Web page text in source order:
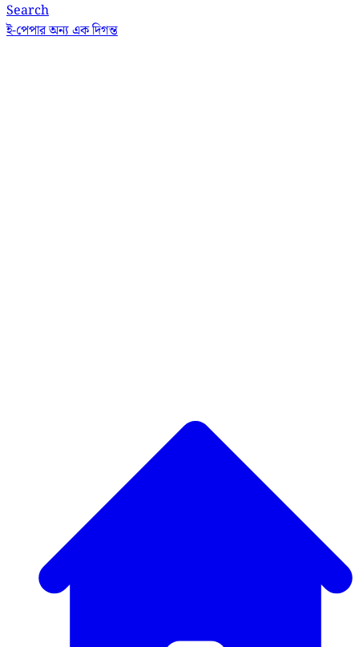
Search
ই-পেপারঅন্য এক দিগন্ত